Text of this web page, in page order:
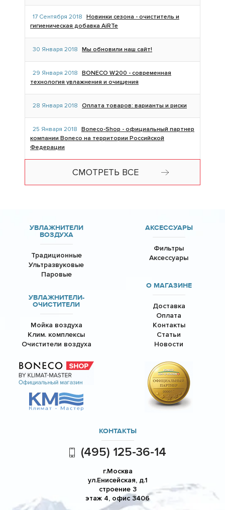
17 Сентября 2018 Новинки сезона - очиститель и
гигиеническая добавка AiRTe
30 Января 2018 Мы обновили наш сайт!
29 Января 2018 BONECO W200 - современная
технология увлажнения и очищения
28 Января 2018 Оплата товаров: варианты и риски
25 Января 2018 Boneco-Shop - официальный партнер
компании Boneco на территории Российской
Федерации
СМОТРЕТЬ ВСЕ
УВЛАЖНИТЕЛИ
ВОЗДУХА
Традиционные
Ультразвуковые
Паровые
УВЛАЖНИТЕЛИ-
ОЧИСТИТЕЛИ
Мойка воздуха
Клим. комплексы
Очистители воздуха
АКСЕССУАРЫ
Фильтры
Аксессуары
О МАГАЗИНЕ
Доставка
Оплата
Контакты
Статьи
Новости
КОНТАКТЫ
(495) 125-36-14
г.Москва
ул.Енисейская, д.1
строение 3
этаж 4, офис 3406